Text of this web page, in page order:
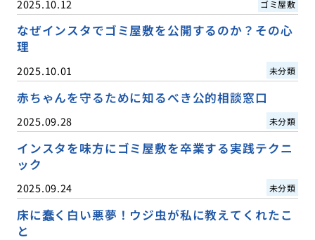
2025.10.12 ゴミ屋敷
なぜインスタでゴミ屋敷を公開するのか？その心
理
2025.10.01 未分類
赤ちゃんを守るために知るべき公的相談窓口
2025.09.28 未分類
インスタを味方にゴミ屋敷を卒業する実践テクニ
ック
2025.09.24 未分類
床に蠢く白い悪夢！ウジ虫が私に教えてくれたこ
と